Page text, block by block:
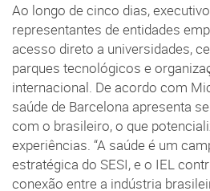
Ao longo de cinco dias,
representantes de entidades
acesso direto a universidades,
parques tecnológicos e
internacional. De acordo com
saúde de Barcelona apresenta
com o brasileiro, o que
experiências. “A saúde é um
estratégica do SESI, e o IEL
conexão entre a indústria